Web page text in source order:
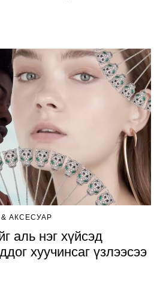
АКСЕСУАР
аль нэг хүйсэд
хуучинсаг үзлээсээ